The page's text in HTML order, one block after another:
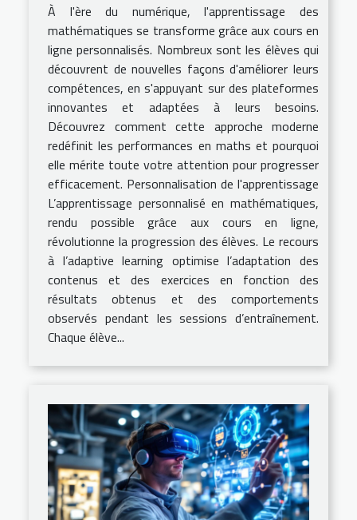
À l'ère du numérique, l'apprentissage des
mathématiques se transforme grâce aux cours en
ligne personnalisés. Nombreux sont les élèves qui
découvrent de nouvelles façons d'améliorer leurs
compétences, en s'appuyant sur des plateformes
innovantes et adaptées à leurs besoins.
Découvrez comment cette approche moderne
redéfinit les performances en maths et pourquoi
elle mérite toute votre attention pour progresser
efficacement. Personnalisation de l'apprentissage
L’apprentissage personnalisé en mathématiques,
rendu possible grâce aux cours en ligne,
révolutionne la progression des élèves. Le recours
à l’adaptive learning optimise l’adaptation des
contenus et des exercices en fonction des
résultats obtenus et des comportements
observés pendant les sessions d’entraînement.
Chaque élève...